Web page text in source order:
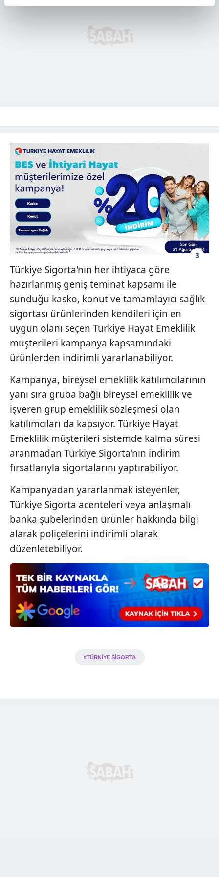
reklamların maliyetlerimizi karşılamak noktasında tek gelir
Her halükârda, kullanıcılar, bu çerezlere izin vermedikleri
kullanılmaktadır. Diğer çerezler, sitemizin daha işlevsel
kılınması ve kişiselleştirilmesi ve sizlere yönelik
reklam/pazarlama faaliyetlerinin yapılması, amaçlarıyla
sınırlı olarak açık rızanız dahilinde kullanılacaktır.
Çerezlere ilişkin tercihlerinizi aşağıda yer alan panel
vasıtasıyla belirleyebilirsiniz. Çerezlere ilişkin detaylı bilgi
için Ayarlar butonuna tıklayabilir,Çerez Bilgilendirme
Metnimizi
ziyaret edebilirsiniz.
6698 sayılı Kişisel Verilerin Korunması Kanunu uyarınca
hazırlanmış Aydınlatma Metnimizi okumak ve sitemizde
ilgili mevzuata uygun olarak kullanılan çerezlerle ilgili bilgi
almak için lütfentıklayınız.
3
Türkiye Sigorta'nın her ihtiyaca göre
hazırlanmış geniş teminat kapsamı ile
sunduğu kasko, konut ve tamamlayıcı sağlık
sigortası ürünlerinden kendileri için en
uygun olanı seçen Türkiye Hayat Emeklilik
müşterileri kampanya kapsamındaki
ürünlerden indirimli yararlanabiliyor.
Kampanya, bireysel emeklilik katılımcılarının
yanı sıra gruba bağlı bireysel emeklilik ve
işveren grup emeklilik sözleşmesi olan
katılımcıları da kapsıyor. Türkiye Hayat
Emeklilik müşterileri sistemde kalma süresi
aranmadan Türkiye Sigorta'nın indirim
fırsatlarıyla sigortalarını yaptırabiliyor.
Kampanyadan yararlanmak isteyenler,
Türkiye Sigorta acenteleri veya anlaşmalı
banka şubelerinden ürünler hakkında bilgi
alarak poliçelerini indirimli olarak
düzenletebiliyor.
#TÜRKİYE SİGORTA